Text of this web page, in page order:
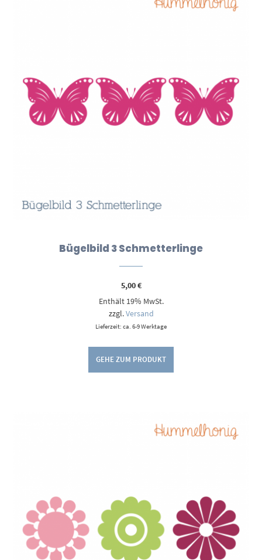
Bügelbild 3 Schmetterlinge
5,00€
Enthält 19% MwSt.
zzgl.Versand
Lieferzeit: ca. 6-9 Werktage
GEHE ZUM PRODUKT